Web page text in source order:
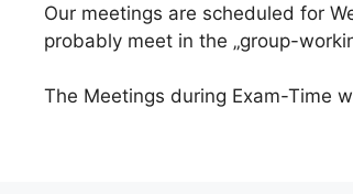
Our meetings are scheduled for
probably meet in the „group-
The Meetings during Exam-Time